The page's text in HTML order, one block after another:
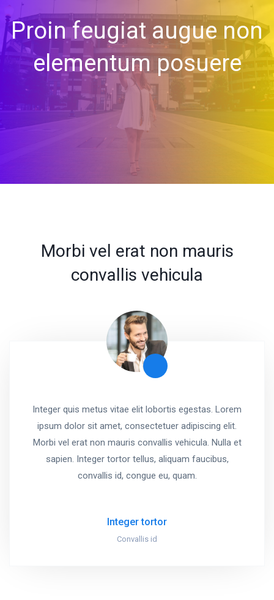
Proin feugiat augue non
elementum posuere
Morbi vel erat non mauris
convallis vehicula
Integer quis metus vitae elit lobortis egestas. Lorem
ipsum dolor sit amet, consectetuer adipiscing elit.
Morbi vel erat non mauris convallis vehicula. Nulla et
sapien. Integer tortor tellus, aliquam faucibus,
convallis id, congue eu, quam.
Integer tortor
Convallis id